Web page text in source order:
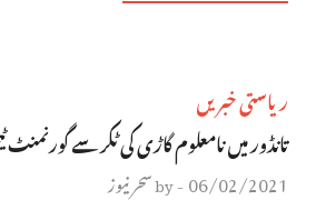
ریاستی خبریں
تانڈور میں نامعلوم گاڑی کی ٹکر سے گورنمنٹ
06/02/2021
-
byسحر نیوز